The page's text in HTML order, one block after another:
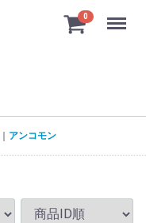
0 Menu
アンコモン